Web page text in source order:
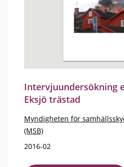
Intervjuundersökning
Eksjö trästad
Myndigheten för
(MSB)
2016-02